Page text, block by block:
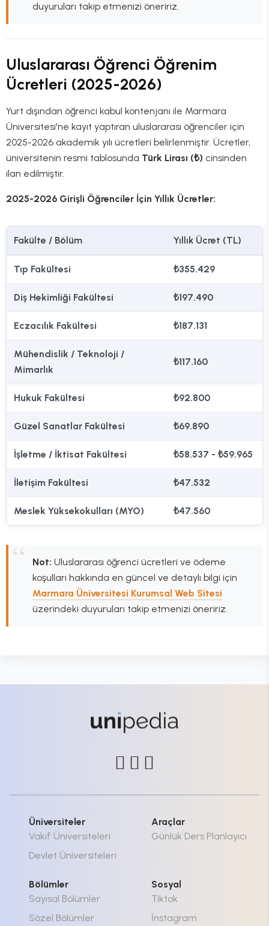
duyuruları takip etmenizi öneririz.
Uluslararası Öğrenci Öğrenim
Ücretleri (2025-2026)
Yurt dışından öğrenci kabul kontenjanı ile Marmara
Üniversitesi'ne kayıt yaptıran uluslararası öğrenciler için
2025-2026 akademik yılı ücretleri belirlenmiştir. Ücretler,
üniversitenin resmi tablosunda Türk Lirası (₺) cinsinden
ilan edilmiştir.
2025-2026 Girişli Öğrenciler İçin Yıllık Ücretler:
Fakülte / Bölüm Yıllık Ücret (TL)
Tıp Fakültesi ₺355.429
Diş Hekimliği Fakültesi ₺197.490
Eczacılık Fakültesi ₺187.131
Mühendislik / Teknoloji /
Mimarlık
₺117.160
Hukuk Fakültesi ₺92.800
Güzel Sanatlar Fakültesi ₺69.890
İşletme / İktisat Fakültesi ₺58.537 - ₺59.965
İletişim Fakültesi ₺47.532
Meslek Yüksekokulları (MYO) ₺47.560
Not: Uluslararası öğrenci ücretleri ve ödeme
koşulları hakkında en güncel ve detaylı bilgi için
Marmara Üniversitesi Kurumsal Web Sitesi
üzerindeki duyuruları takip etmenizi öneririz.
Üniversiteler
Vakıf Üniversiteleri
Devlet Üniversiteleri
Araçlar
Günlük Ders Planlayıcı
Bölümler
Sayısal Bölümler
Sözel Bölümler
Sosyal
Tiktok
İnstagram